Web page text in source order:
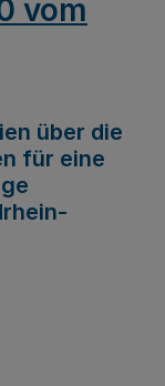
vom
über die
für eine